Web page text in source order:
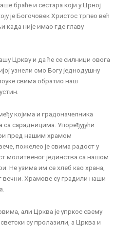
браће и сестара који у Црној
је Богочовек Христос трпео већ
када није имао где главу
Цркву и да ће се силници овога
узнели смо Богу једнодушну
свима обратио наш
којима и градоначелника
сарадницима. Упоређујући
пред нашим храмом
пожелео је свима радост у
молитвеног јединства са нашом
Не узима им се хлеб као храна,
вечни. Храмове су градили наши
али Црква је упркос свему
су пролазили, а Црква и